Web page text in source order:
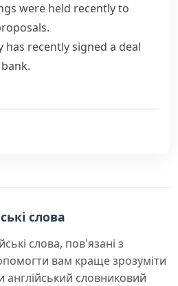
were held recently to
has recently signed a deal
слова
слова, пов'язані з
вам краще зрозуміти
англійський словниковий